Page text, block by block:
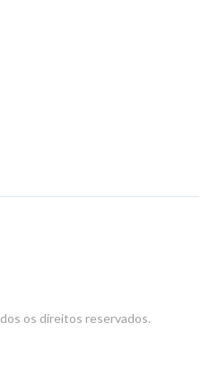
os direitos reservados.